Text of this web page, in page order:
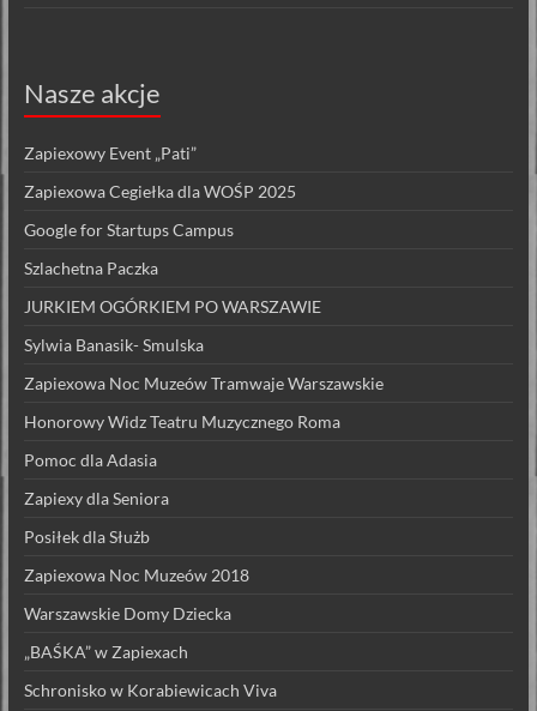
Nasze akcje
Zapiexowy Event „Pati”
Zapiexowa Cegiełka dla WOŚP 2025
Google for Startups Campus
Szlachetna Paczka
JURKIEM OGÓRKIEM PO WARSZAWIE
Sylwia Banasik- Smulska
Zapiexowa Noc Muzeów Tramwaje Warszawskie
Honorowy Widz Teatru Muzycznego Roma
Pomoc dla Adasia
Zapiexy dla Seniora
Posiłek dla Służb
Zapiexowa Noc Muzeów 2018
Warszawskie Domy Dziecka
„BAŚKA” w Zapiexach
Schronisko w Korabiewicach Viva